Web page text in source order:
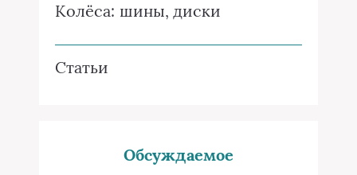
Колёса: шины, диски
Статьи
Обсуждаемое